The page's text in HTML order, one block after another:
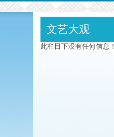
文艺大观
此栏目下没有任何信息！